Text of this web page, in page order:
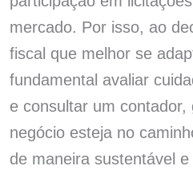
mercado. Por isso, ao
fiscal que melhor se
fundamental avaliar
e consultar um contador,
negócio esteja no
de maneira sustentável e